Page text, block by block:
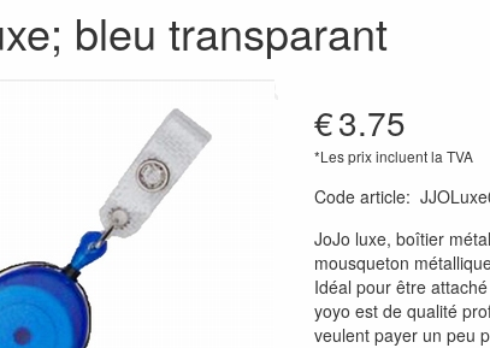
bleu transparant
€3.75
*Les prix incluent la TVA
Code article:
JoJo luxe, boîtier
mousqueton
Idéal pour être
yoyo est de qualité
veulent payer un peu